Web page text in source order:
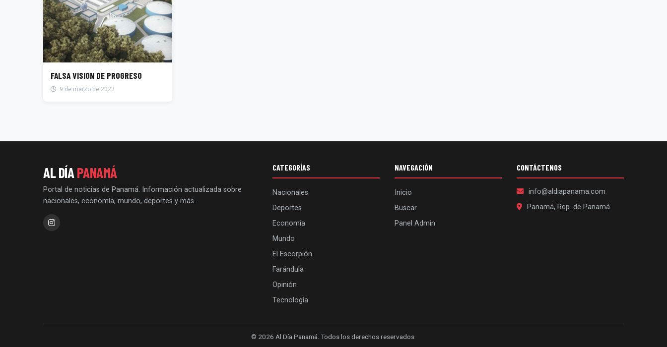
FALSA VISION DE PROGRESO
9 de marzo de 2023
AL DÍAPANAMÁ
Portal de noticias de Panamá. Información actualizada sobre
nacionales, economía, mundo, deportes y más.
CATEGORÍAS
Nacionales
Deportes
Economía
Mundo
El Escorpión
Farándula
Opinión
Tecnología
NAVEGACIÓN
Inicio
Buscar
Panel Admin
CONTÁCTENOS
info@aldiapanama.com
Panamá, Rep. de Panamá
© 2026 Al Día Panamá. Todos los derechos reservados.